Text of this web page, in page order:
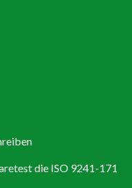
die ISO 9241-171